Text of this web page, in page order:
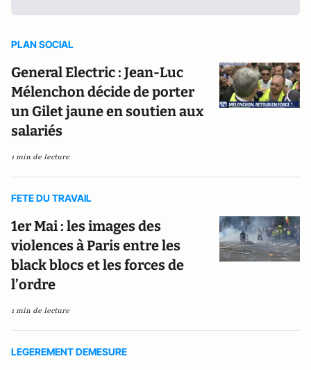
PLAN SOCIAL
General Electric : Jean-Luc
Mélenchon décide de porter
un Gilet jaune en soutien aux
salariés
1 min de lecture
FETE DU TRAVAIL
1er Mai : les images des
violences à Paris entre les
black blocs et les forces de
l’ordre
1 min de lecture
LEGEREMENT DEMESURE